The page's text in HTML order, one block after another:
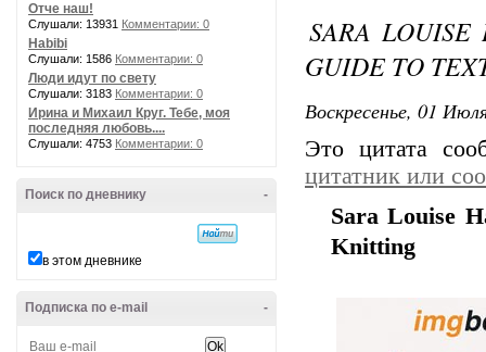
Отче наш!
Слушали: 13931 Комментарии: 0
Habibi
Слушали: 1586 Комментарии: 0
Люди идут по свету
Слушали: 3183 Комментарии: 0
Ирина и Михаил Круг. Тебе, моя
последняя любовь....
Слушали: 4753 Комментарии: 0
-
Поиск по дневнику
в этом дневнике
-
Подписка по e-mail
SARA
GUIDE TO
Воскресенье, 01
Это цитата
цитатник или
Sara Louise
Knitting